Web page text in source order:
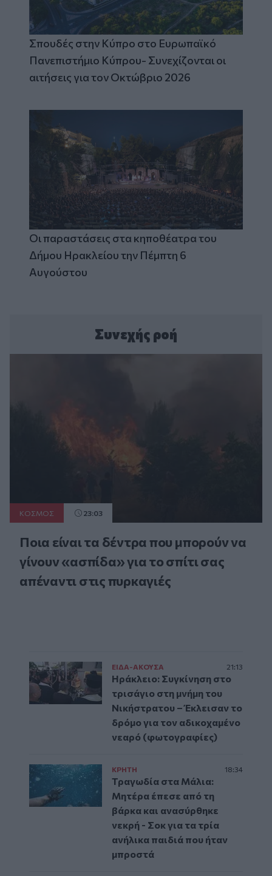
Σπουδές στην Κύπρο στο Ευρωπαϊκό
Πανεπιστήμιο Κύπρου- Συνεχίζονται οι
αιτήσεις για τον Οκτώβριο 2026
Οι παραστάσεις στα κηποθέατρα του
Δήμου Ηρακλείου την Πέμπτη 6
Αυγούστου
Συνεχής ροή
ΚΟΣΜΟΣ 23:03
Ποια είναι τα δέντρα που μπορούν να
γίνουν «ασπίδα» για το σπίτι σας
απέναντι στις πυρκαγιές
ΕΙΔΑ-ΑΚΟΥΣΑ 21:13
Ηράκλειο: Συγκίνηση στο
τρισάγιο στη μνήμη του
Νικήστρατου – Έκλεισαν το
δρόμο για τον αδικοχαμένο
νεαρό (φωτογραφίες)
ΚΡΗΤΗ 18:34
Τραγωδία στα Μάλια:
Μητέρα έπεσε από τη
βάρκα και ανασύρθηκε
νεκρή - Σοκ για τα τρία
ανήλικα παιδιά που ήταν
μπροστά